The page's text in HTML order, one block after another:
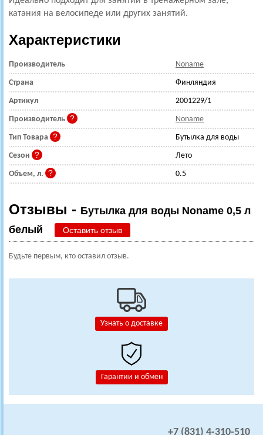
Узнать о доставке
Гарантии и обмен
катания на велосипеде или других занятий.
Характеристики
Производитель Noname
Страна Финляндия
Артикул 2001229/1
Производитель Noname
Тип Товара Бутылка для воды
Сезон Лето
Объем, л. 0.5
Отзывы - Бутылка для воды Noname 0,5 л
белый
Оставить отзыв
Будьте первым, кто оставил отзыв.
+7 (831) 4-310-510